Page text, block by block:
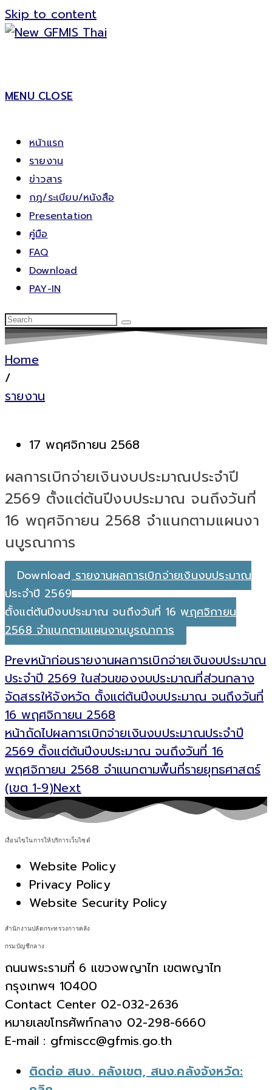
Skip to content
MENU CLOSE
หน้าแรก
รายงาน
ข่าวสาร
กฎ/ระเบียบ/หนังสือ
Presentation
คู่มือ
FAQ
Download
PAY-IN
Home
/
รายงาน
17 พฤศจิกายน 2568
ผลการเบิกจ่ายเงินงบประมาณประจำปี
2569 ตั้งแต่ต้นปีงบประมาณ จนถึงวันที่
16 พฤศจิกายน 2568 จำแนกตามแผนงา
นบูรณาการ
Download รายงานผลการเบิกจ่ายเงินงบประมาณ
ประจำปี 2569
ตั้งแต่ต้นปีงบประมาณ จนถึงวันที่ 16 พฤศจิกายน
2568 จำแนกตามแผนงานบูรณาการ
Prevหน้าก่อนรายงานผลการเบิกจ่ายเงินงบประมาณ
ประจำปี 2569 ในส่วนของงบประมาณที่ส่วนกลาง
จัดสรรให้จังหวัด ตั้งแต่ต้นปีงบประมาณ จนถึงวันที่
16 พฤศจิกายน 2568
หน้าถัดไปผลการเบิกจ่ายเงินงบประมาณประจำปี
2569 ตั้งแต่ต้นปีงบประมาณ จนถึงวันที่ 16
พฤศจิกายน 2568 จำแนกตามพื้นที่รายยุทธศาสตร์
(เขต 1-9)Next
เงื่อนไขในการให้บริการเว็บไซต์
Website Policy
Privacy Policy
Website Security Policy
สำนักงานปลัดกระทรวงการคลัง
กรมบัญชีกลาง
ถนนพระรามที่ 6 แขวงพญาไท เขตพญาไท
กรุงเทพฯ 10400
Contact Center 02-032-2636
หมายเลขโทรศัพท์กลาง 02-298-6660
E-mail : gfmiscc@gfmis.go.th
ติดต่อ สนง. คลังเขต, สนง.คลังจังหวัด: